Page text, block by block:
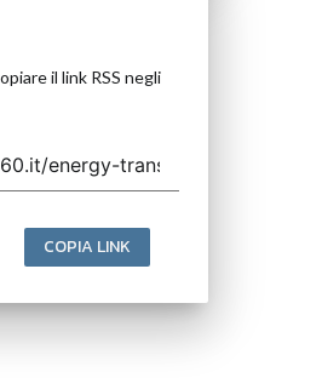
il link RSS negli
COPIA LINK